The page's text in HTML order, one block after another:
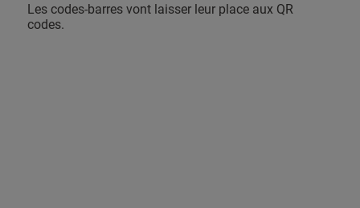
Les codes-barres vont laisser leur place aux QR
codes.